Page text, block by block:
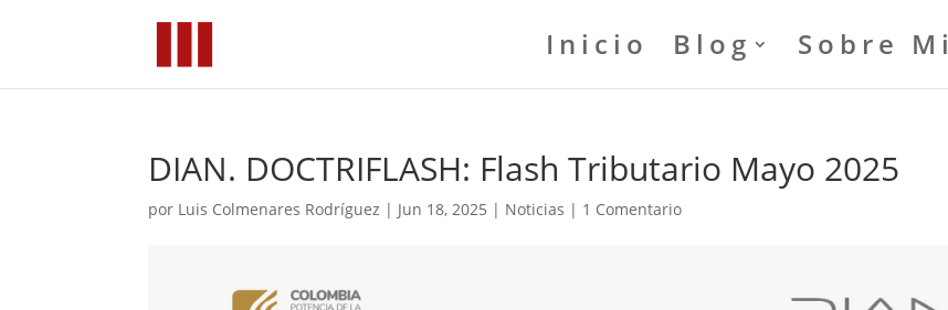
Inicio Blog Sobre Mi
DIAN. DOCTRIFLASH: Flash Tributario Mayo 2025
por Luis Colmenares Rodríguez | Jun 18, 2025 | Noticias | 1 Comentario